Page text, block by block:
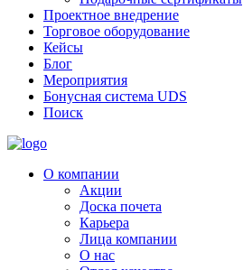
Проектное внедрение
Торговое оборудование
Кейсы
Блог
Мероприятия
Бонусная система UDS
Поиск
О компании
Акции
Доска почета
Карьера
Лица компании
О нас